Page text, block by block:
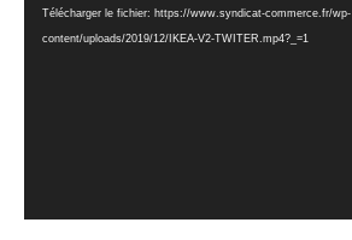
Télécharger le fichier: https://www.syndicat-commerce.fr/wp-
content/uploads/2019/12/IKEA-V2-TWITER.mp4?_=1